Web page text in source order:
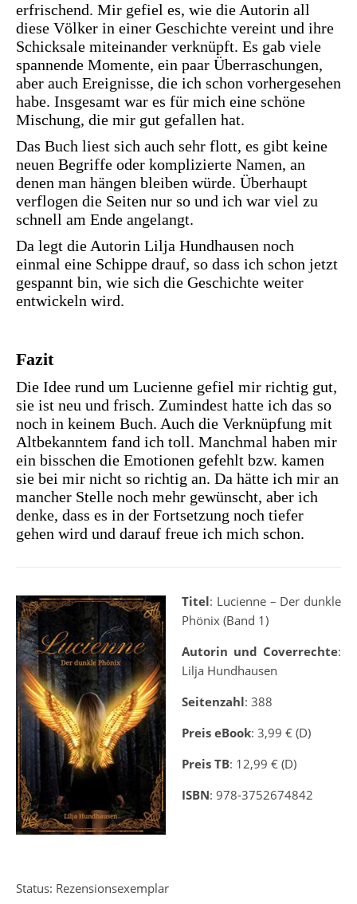
erfrischend. Mir gefiel es, wie die Autorin all
diese Völker in einer Geschichte vereint und ihre
Schicksale miteinander verknüpft. Es gab viele
spannende Momente, ein paar Überraschungen,
aber auch Ereignisse, die ich schon vorhergesehen
habe. Insgesamt war es für mich eine schöne
Mischung, die mir gut gefallen hat.
Das Buch liest sich auch sehr flott, es gibt keine
neuen Begriffe oder komplizierte Namen, an
denen man hängen bleiben würde. Überhaupt
verflogen die Seiten nur so und ich war viel zu
schnell am Ende angelangt.
Da legt die Autorin Lilja Hundhausen noch
einmal eine Schippe drauf, so dass ich schon jetzt
gespannt bin, wie sich die Geschichte weiter
entwickeln wird.
Fazit
Die Idee rund um Lucienne gefiel mir richtig gut,
sie ist neu und frisch. Zumindest hatte ich das so
noch in keinem Buch. Auch die Verknüpfung mit
Altbekanntem fand ich toll. Manchmal haben mir
ein bisschen die Emotionen gefehlt bzw. kamen
sie bei mir nicht so richtig an. Da hätte ich mir an
mancher Stelle noch mehr gewünscht, aber ich
denke, dass es in der Fortsetzung noch tiefer
gehen wird und darauf freue ich mich schon.
Titel: Lucienne – Der dunkle
Phönix (Band 1)
Autorin und Coverrechte:
Lilja Hundhausen
Seitenzahl: 388
Preis eBook: 3,99 € (D)
Preis TB: 12,99 € (D)
ISBN: 978-3752674842
Status: Rezensionsexemplar